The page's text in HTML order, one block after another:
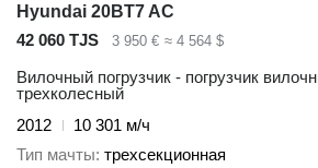
Hyundai 20BT7 AC
42 060 TJS
3 950 € ≈ 4 564 $
Вилочный погрузчик - погрузчик
трехколесный
2012
10 301 м/ч
Тип мачты трехсекционная